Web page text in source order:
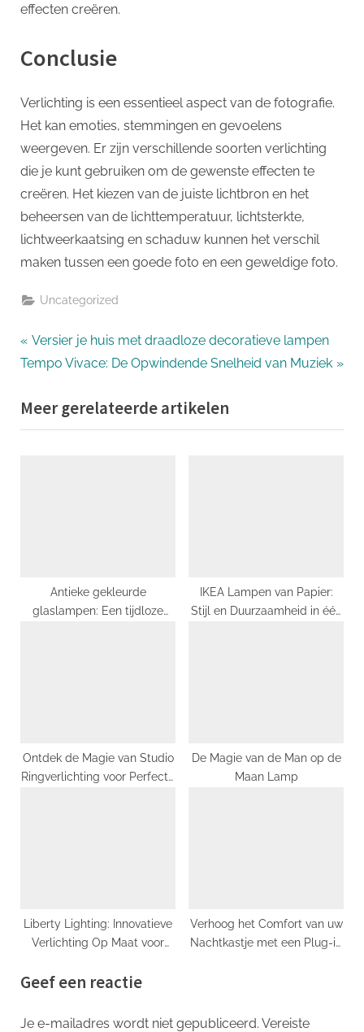
effecten creëren.
Conclusie
Verlichting is een essentieel aspect van de fotografie.
Het kan emoties, stemmingen en gevoelens
weergeven. Er zijn verschillende soorten verlichting
die je kunt gebruiken om de gewenste effecten te
creëren. Het kiezen van de juiste lichtbron en het
beheersen van de lichttemperatuur, lichtsterkte,
lichtweerkaatsing en schaduw kunnen het verschil
maken tussen een goede foto en een geweldige foto.
Uncategorized
Bericht
navigatie
P
r
v
i
:
Versier je huis met draadloze decoratieve lampen
N
x
t
Tempo Vivace: De Opwindende Snelheid van Muziek
Meer gerelateerde artikelen
Antieke gekleurde
glaslampen: Een tijdloze
IKEA Lampen van Papier:
Stijl en Duurzaamheid in één
Ontdek de Magie van Studio
Ringverlichting voor Perfecte
De Magie van de Man op de
Maan Lamp
Liberty Lighting: Innovatieve
Verlichting Op Maat voor
Lighting: Innovatieve
elke ruimte)
Verhoog het Comfort van uw
Nachtkastje met een Plug-in
Geef een reactie
Je e-mailadres wordt niet gepubliceerd. Vereiste